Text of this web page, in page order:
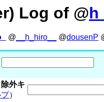
Log of @
@ __h_hiro__ @dousenP
除外キ
）